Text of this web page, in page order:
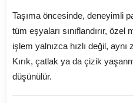
Taşıma öncesinde, deneyimli
tüm eşyaları sınıflandırır,
işlem yalnızca hızlı değil,
Kırık, çatlak ya da çizik
düşünülür.